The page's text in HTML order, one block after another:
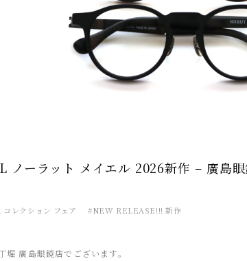
ーラット メイエル 2026新作 – 廣島眼
レクション フェア #NEW RELEASE!!! 新作
堀 廣島眼鏡店でございます。